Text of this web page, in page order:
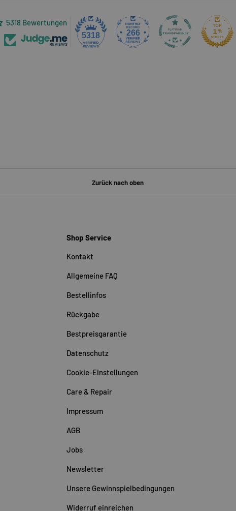
5318 Bewertungen
5318 266
Zurück nach oben
Shop Service
Kontakt
Allgemeine FAQ
Bestellinfos
Rückgabe
Bestpreisgarantie
Datenschutz
Cookie-Einstellungen
Care & Repair
Impressum
AGB
Jobs
Newsletter
Unsere Gewinnspielbedingungen
Widerruf einreichen